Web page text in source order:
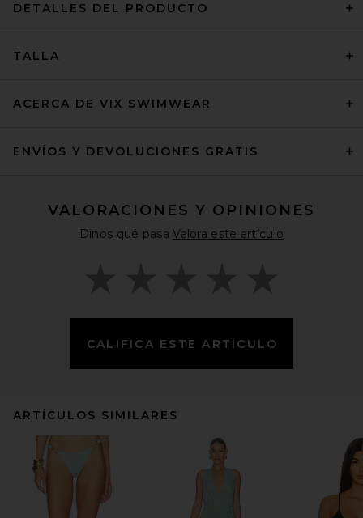
DETALLES DEL PRODUCTO
TALLA
ACERCA DE VIX SWIMWEAR
ENVÍOS Y DEVOLUCIONES GRATIS
VALORACIONES Y OPINIONES
Dinos qué pasaValora este artículo
CALIFICA ESTE ARTÍCULO
ARTÍCULOS SIMILARES